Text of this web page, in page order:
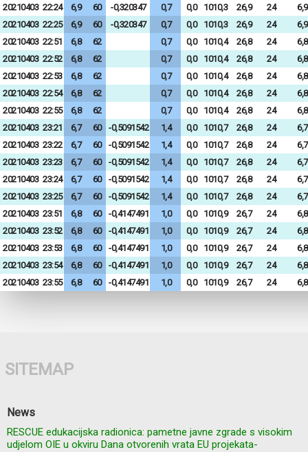
20210403 22:24 6,9 60 -0,320347 0,7 0,0 1010,3 26,9 24
6,9
20210403 22:25 6,9 60 -0,320347 0,7 0,0 1010,3 26,9 24
6,9
20210403 22:51 6,8 62 0,7 0,0 1010,4 26,8 24
6,8
20210403 22:52 6,8 62 0,7 0,0 1010,4 26,8 24
6,8
20210403 22:53 6,8 62 0,7 0,0 1010,4 26,8 24
6,8
20210403 22:54 6,8 62 0,7 0,0 1010,4 26,8 24
6,8
20210403 22:55 6,8 62 0,7 0,0 1010,4 26,8 24
6,8
20210403 23:21 6,7 60 -0,5091542 1,4 0,0 1010,7 26,8 24
6,7
20210403 23:22 6,7 60 -0,5091542 1,4 0,0 1010,7 26,8 24
6,7
20210403 23:23 6,7 60 -0,5091542 1,4 0,0 1010,7 26,8 24
6,7
20210403 23:24 6,7 60 -0,5091542 1,4 0,0 1010,7 26,8 24
6,7
20210403 23:25 6,7 60 -0,5091542 1,4 0,0 1010,7 26,8 24
6,7
20210403 23:51 6,8 60 -0,4147491 1,0 0,0 1010,9 26,7 24
6,8
20210403 23:52 6,8 60 -0,4147491 1,0 0,0 1010,9 26,7 24
6,8
20210403 23:53 6,8 60 -0,4147491 1,0 0,0 1010,9 26,7 24
6,8
20210403 23:54 6,8 60 -0,4147491 1,0 0,0 1010,9 26,7 24
6,8
20210403 23:55 6,8 60 -0,4147491 1,0 0,0 1010,9 26,7 24 6,8
SITEMAP
News
RESCUE edukacijska radionica: pametne javne zgrade s visokim
udjelom OIE u okviru Dana otvorenih vrata EU projekata-